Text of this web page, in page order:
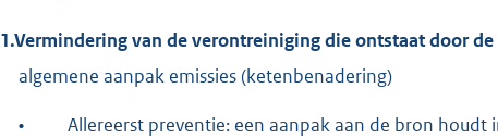
van de verontreiniging die ontstaat door
algemene aanpak emissies (ketenbenadering)
•
Allereerst preventie: een aanpak aan de bron